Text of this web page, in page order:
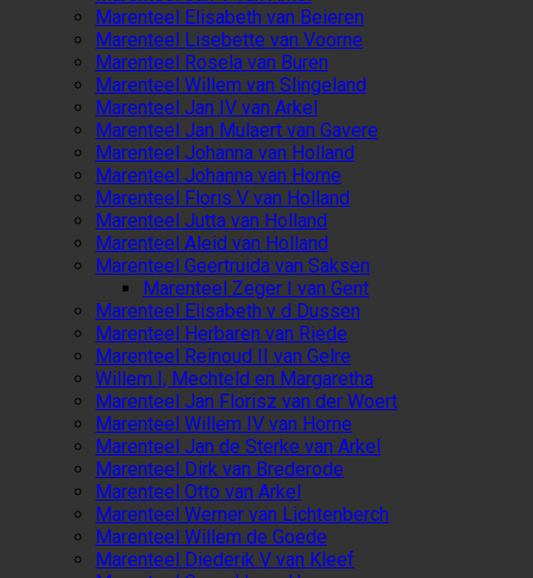
Marenteel Elisabeth van Beieren
Marenteel Lisebette van Voorne
Marenteel Rosela van Buren
Marenteel Willem van Slingeland
Marenteel Jan IV van Arkel
Marenteel Jan Mulaert van Gavere
Marenteel Johanna van Holland
Marenteel Johanna van Horne
Marenteel Floris V van Holland
Marenteel Jutta van Holland
Marenteel Aleid van Holland
Marenteel Geertruida van Saksen
Marenteel Zeger I van Gent
Marenteel Elisabeth v d Dussen
Marenteel Herbaren van Riede
Marenteel Reinoud II van Gelre
Willem I, Mechteld en Margaretha
Marenteel Jan Florisz van der Woert
Marenteel Willem IV van Horne
Marenteel Jan de Sterke van Arkel
Marenteel Dirk van Brederode
Marenteel Otto van Arkel
Marenteel Werner van Lichtenberch
Marenteel Willem de Goede
Marenteel Diederik V van Kleef